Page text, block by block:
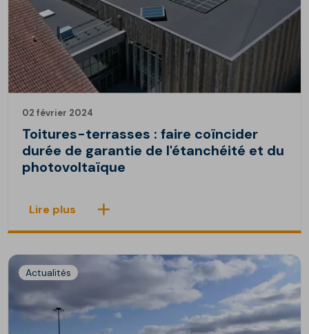
02 février 2024
Toitures-terrasses : faire coïncider
durée de garantie de l'étanchéité et du
photovoltaïque
Lire plus
Actualités